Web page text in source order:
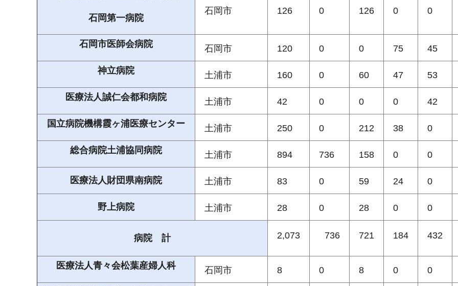
石岡第一病院
石岡市 126 0 126 0 0
石岡市医師会病院 石岡市 120 0 0 75 45
神立病院 土浦市 160 0 60 47 53
医療法人誠仁会都和病院 土浦市 42 0 0 0 42
国立病院機構霞ヶ浦医療センター 土浦市 250 0 212 38 0
総合病院土浦協同病院 土浦市 894 736 158 0 0
医療法人財団県南病院 土浦市 83 0 59 24 0
野上病院 土浦市 28 0 28 0 0
病院 計 2,073 736 721 184 432
医療法人青々会松葉産婦人科 石岡市 8 0 8 0 0